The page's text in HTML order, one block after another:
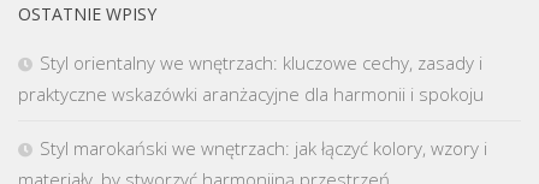
OSTATNIE WPISY
Styl orientalny we wnętrzach: kluczowe cechy, zasady i
praktyczne wskazówki aranżacyjne dla harmonii i spokoju
Styl marokański we wnętrzach: jak łączyć kolory, wzory i
materiały, by stworzyć harmonijną przestrzeń